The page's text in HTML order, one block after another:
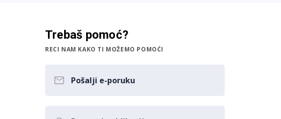
Trebaš pomoć?
RECI NAM KAKO TI MOŽEMO POMOĆI
Pošalji e-poruku